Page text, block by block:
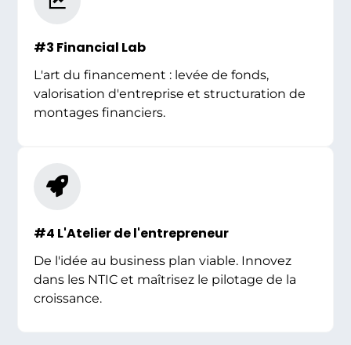
#3 Financial Lab
L'art du financement : levée de fonds,
valorisation d'entreprise et structuration de
montages financiers.
#4 L'Atelier de l'entrepreneur
De l'idée au business plan viable. Innovez
dans les NTIC et maîtrisez le pilotage de la
croissance.